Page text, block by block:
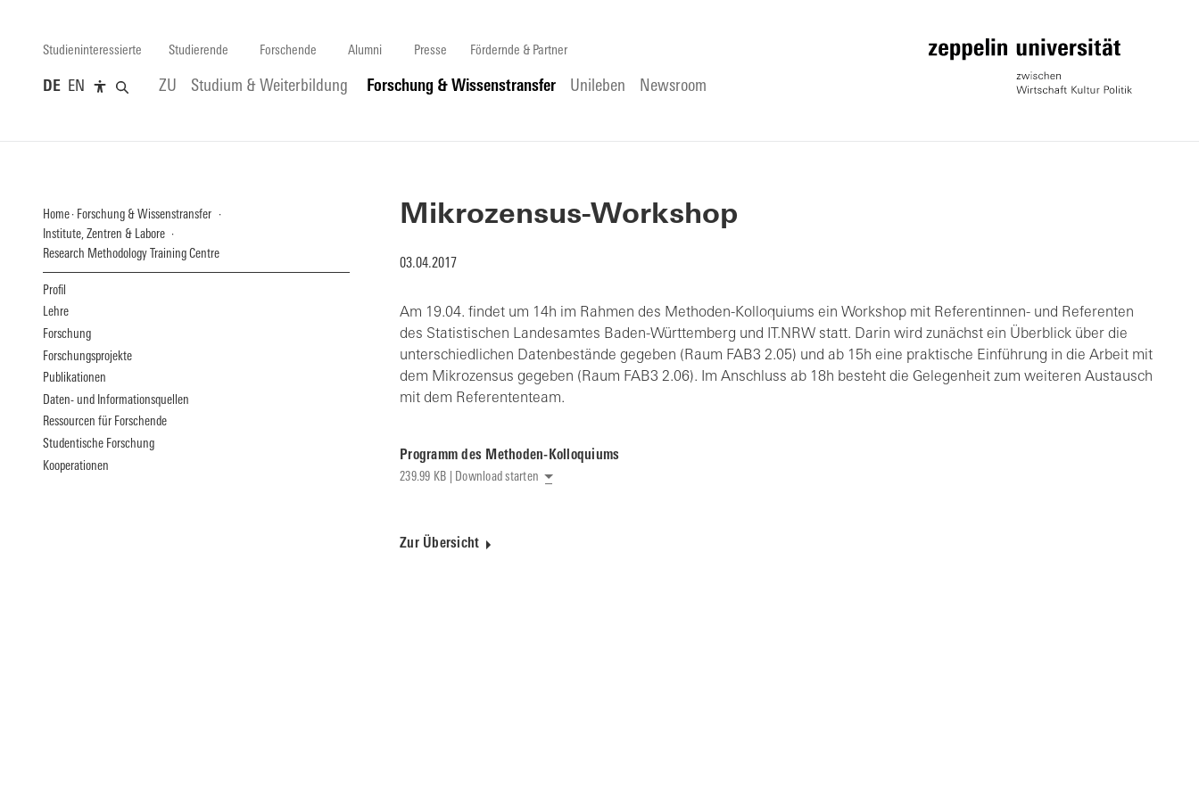
Studieninteressierte Studierende Forschende Alumni Presse Fördernde & Partner
DE EN ZU Studium & Weiterbildung Forschung & Wissenstransfer Unileben Newsroom
Home Forschung & Wissenstransfer
Institute, Zentren & Labore
Research Methodology Training Centre
Profil
Lehre
Forschung
Forschungsprojekte
Publikationen
Daten- und Informationsquellen
Ressourcen für Forschende
Studentische Forschung
Kooperationen
Mikrozensus-Workshop
03.04.2017
Am 19.04. findet um 14h im Rahmen des Methoden-Kolloquiums ein Workshop mit Referentinnen- und Referenten
des Statistischen Landesamtes Baden-Württemberg und IT.NRW statt. Darin wird zunächst ein Überblick über die
unterschiedlichen Datenbestände gegeben (Raum FAB3 2.05) und ab 15h eine praktische Einführung in die Arbeit mit
dem Mikrozensus gegeben (Raum FAB3 2.06). Im Anschluss ab 18h besteht die Gelegenheit zum weiteren Austausch
mit dem Referententeam.
Programm des Methoden-Kolloquiums
239.99 KB | Download starten
Zur Übersicht